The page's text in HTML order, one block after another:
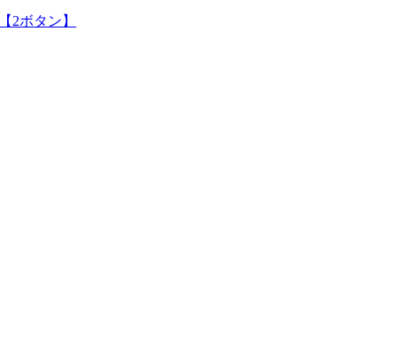
2ボタン】